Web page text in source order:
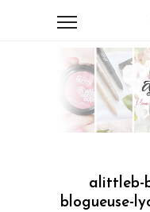
alittleb-
blogueuse-